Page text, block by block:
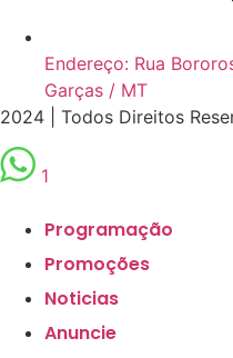
Endereço: Rua
Garças / MT
2024 | Todos Direitos
1
Programação
Promoções
Noticias
Anuncie